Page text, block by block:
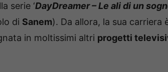
serie ‘DayDreamer – Le ali di un
di Sanem). Da allora, la sua carriera
in moltissimi altri progetti